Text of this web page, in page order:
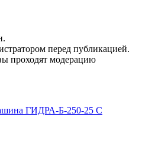
перед публикацией.
проходят модерацию